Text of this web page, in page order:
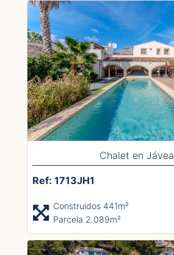
Chalet en Jávea
Ref: 1713JH1
Construidos 441m²
Parcela 2.089m²